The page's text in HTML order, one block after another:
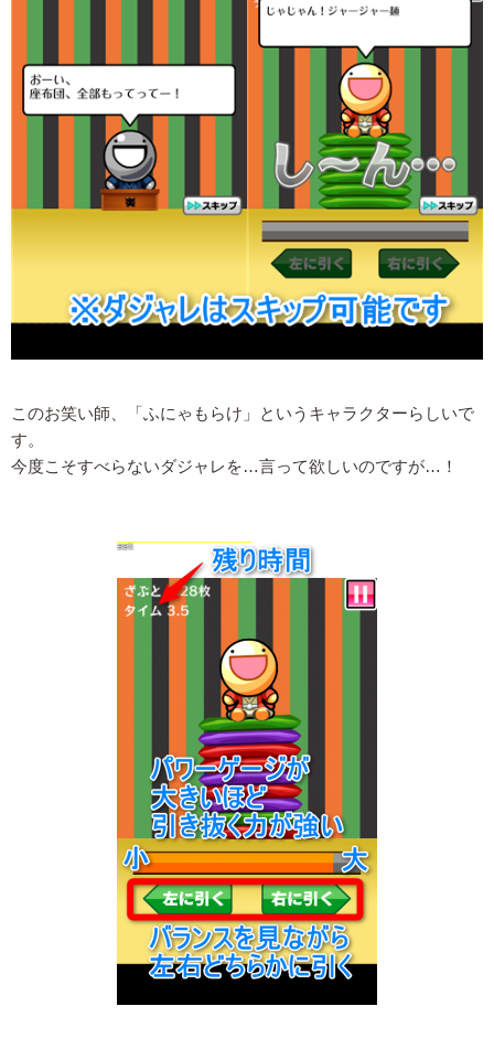
このお笑い師、「ふにゃもらけ」というキャラクターらしいで
す。
今度こそすべらないダジャレを…言って欲しいのですが…！